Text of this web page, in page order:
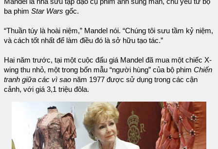
ba phim Star Wars gốc.
“Thuần túy là hoài niệm,” Mandel nói. “Chúng tôi sưu tầm kỷ niệm,
và cách tốt nhất để làm điều đó là sở hữu tạo tác.”
Hai năm trước, tại một cuộc đấu giá Mandel đã mua một chiếc X-
wing thu nhỏ, một trong bốn mẫu “người hùng” của bộ phim Chiến
tranh giữa các vì sao năm 1977 được sử dụng trong các cận
cảnh, với giá 3,1 triệu đôla.